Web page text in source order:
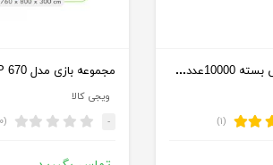
چسب آدامسی بسته 10000عددی سه رنگ
(۱)
مجموعه بازی مدل SP 670
ویجی کالا
- (۰)